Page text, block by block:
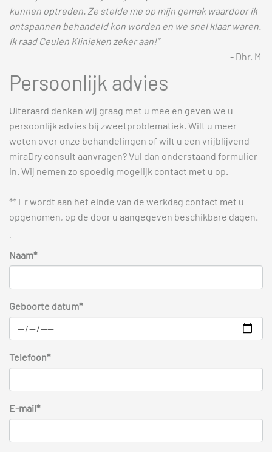
kunnen optreden. Ze stelde me op mijn gemak waardoor ik
ontspannen behandeld kon worden en we snel klaar waren.
Ik raad Ceulen Klinieken zeker aan!”
- Dhr. M
Persoonlijk advies
Uiteraard denken wij graag met u mee en geven we u
persoonlijk advies bij zweetproblematiek. Wilt u meer
weten over onze behandelingen of wilt u een vrijblijvend
miraDry consult aanvragen? Vul dan onderstaand formulier
in. Wij nemen zo spoedig mogelijk contact met u op.
** Er wordt aan het einde van de werkdag contact met u
opgenomen, op de door u aangegeven beschikbare dagen.
´
Naam*
Geboorte datum*
Telefoon*
E-mail*